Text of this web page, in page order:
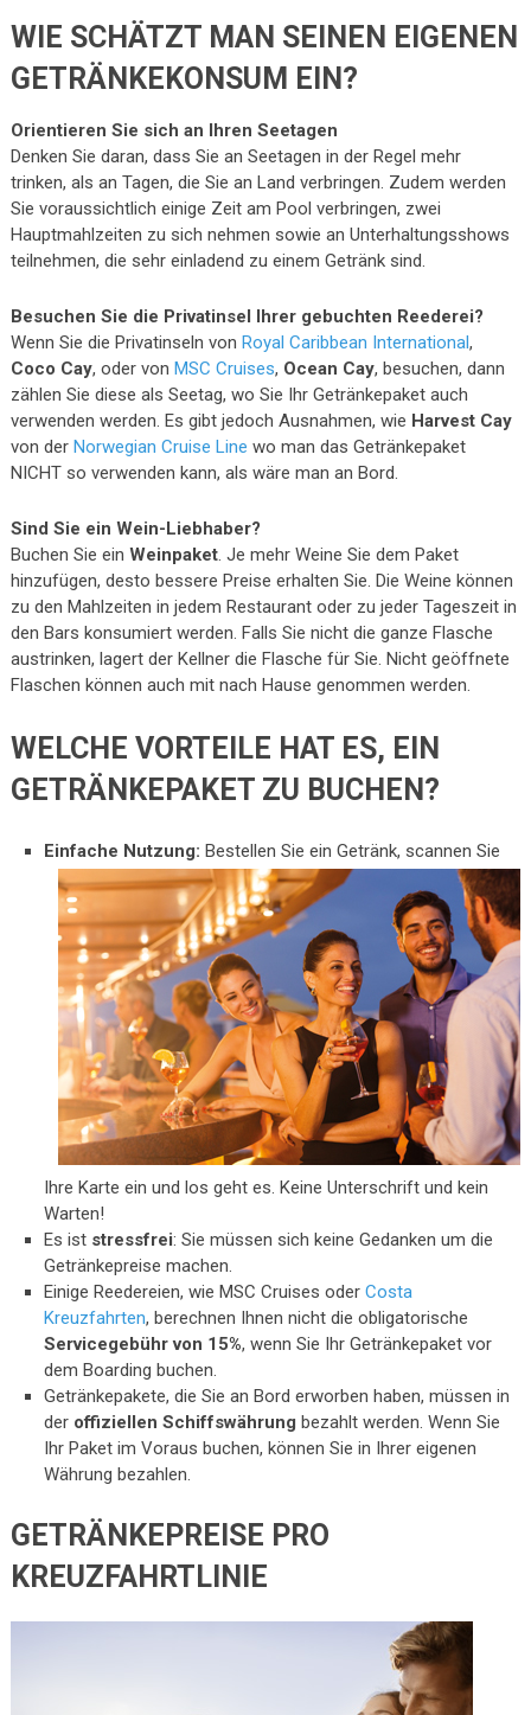
WIE SCHÄTZT MAN SEINEN EIGENEN
GETRÄNKEKONSUM EIN?
Orientieren Sie sich an Ihren Seetagen
Denken Sie daran, dass Sie an Seetagen in der Regel mehr
trinken, als an Tagen, die Sie an Land verbringen. Zudem werden
Sie voraussichtlich einige Zeit am Pool verbringen, zwei
Hauptmahlzeiten zu sich nehmen sowie an Unterhaltungsshows
teilnehmen, die sehr einladend zu einem Getränk sind.
Besuchen Sie die Privatinsel Ihrer gebuchten Reederei?
Wenn Sie die Privatinseln von Royal Caribbean International,
Coco Cay, oder von MSC Cruises, Ocean Cay, besuchen, dann
zählen Sie diese als Seetag, wo Sie Ihr Getränkepaket auch
verwenden werden. Es gibt jedoch Ausnahmen, wie Harvest Cay
von der Norwegian Cruise Line wo man das Getränkepaket
NICHT so verwenden kann, als wäre man an Bord.
Sind Sie ein Wein-Liebhaber?
Buchen Sie ein Weinpaket. Je mehr Weine Sie dem Paket
hinzufügen, desto bessere Preise erhalten Sie. Die Weine können
zu den Mahlzeiten in jedem Restaurant oder zu jeder Tageszeit in
den Bars konsumiert werden. Falls Sie nicht die ganze Flasche
austrinken, lagert der Kellner die Flasche für Sie. Nicht geöffnete
Flaschen können auch mit nach Hause genommen werden.
WELCHE VORTEILE HAT ES, EIN
GETRÄNKEPAKET ZU BUCHEN?
Einfache Nutzung: Bestellen Sie ein Getränk, scannen Sie
Ihre Karte ein und los geht es. Keine Unterschrift und kein
Warten!
Es ist stressfrei: Sie müssen sich keine Gedanken um die
Getränkepreise machen.
Einige Reedereien, wie MSC Cruises oderCosta
Kreuzfahrten, berechnen Ihnen nicht die obligatorische
Servicegebühr von 15%, wenn Sie Ihr Getränkepaket vor
dem Boarding buchen.
Getränkepakete, die Sie an Bord erworben haben, müssen in
der offiziellen Schiffswährung bezahlt werden. Wenn Sie
Ihr Paket im Voraus buchen, können Sie in Ihrer eigenen
Währung bezahlen.
GETRÄNKEPREISE PRO
KREUZFAHRTLINIE